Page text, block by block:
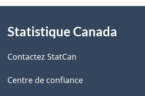
propos
de
ce
Statistique Canada
Contactez StatCan
Centre de confiance